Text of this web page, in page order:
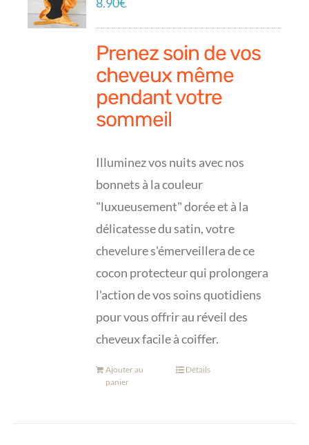
Prenez soin de vos
cheveux même
pendant votre
sommeil
Illuminez vos nuits avec nos
bonnets à la couleur
"luxueusement" dorée et à la
délicatesse du satin, votre
chevelure s'émerveillera de ce
cocon protecteur qui prolongera
l'action de vos soins quotidiens
pour vous offrir au réveil des
cheveux facile à coiffer.
Ajouter au
panier
Détails